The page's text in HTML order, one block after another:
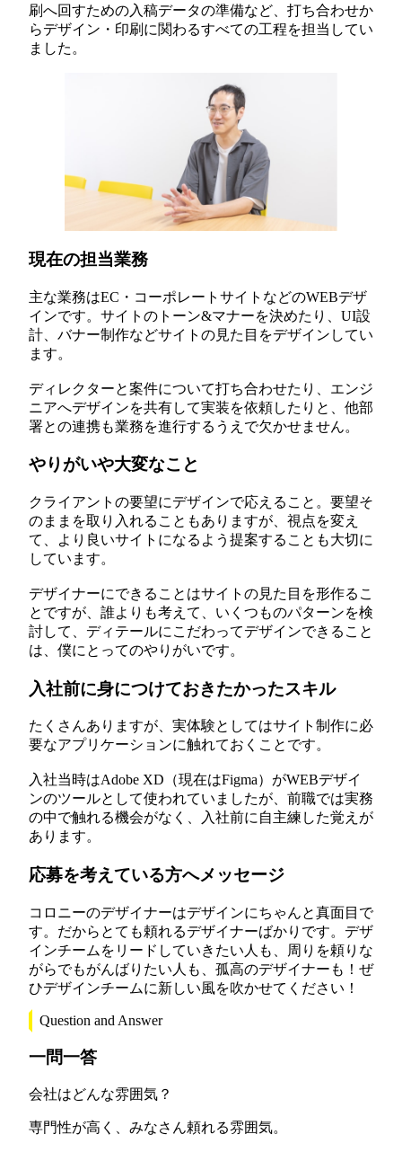
刷へ回すための入稿データの準備など、打ち合わせか
らデザイン・印刷に関わるすべての工程を担当してい
ました。
現在の担当業務
主な業務はEC・コーポレートサイトなどのWEBデザ
インです。サイトのトーン&マナーを決めたり、UI設
計、バナー制作などサイトの見た目をデザインしてい
ます。
ディレクターと案件について打ち合わせたり、エンジ
ニアへデザインを共有して実装を依頼したりと、他部
署との連携も業務を進行するうえで欠かせません。
やりがいや大変なこと
クライアントの要望にデザインで応えること。要望そ
のままを取り入れることもありますが、視点を変え
て、より良いサイトになるよう提案することも大切に
しています。
デザイナーにできることはサイトの見た目を形作るこ
とですが、誰よりも考えて、いくつものパターンを検
討して、ディテールにこだわってデザインできること
は、僕にとってのやりがいです。
入社前に身につけておきたかったスキル
たくさんありますが、実体験としてはサイト制作に必
要なアプリケーションに触れておくことです。
入社当時はAdobe XD（現在はFigma）がWEBデザイ
ンのツールとして使われていましたが、前職では実務
の中で触れる機会がなく、入社前に自主練した覚えが
あります。
応募を考えている方へメッセージ
コロニーのデザイナーはデザインにちゃんと真面目で
す。だからとても頼れるデザイナーばかりです。デザ
インチームをリードしていきたい人も、周りを頼りな
がらでもがんばりたい人も、孤高のデザイナーも！ぜ
ひデザインチームに新しい風を吹かせてください！
Question and Answer
一問一答
会社はどんな雰囲気？
専門性が高く、みなさん頼れる雰囲気。